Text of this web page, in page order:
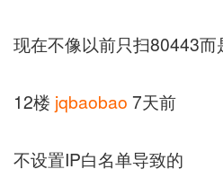
现在不像以前只扫80443
12楼 jqbaobao 7天前
不设置IP白名单导致的